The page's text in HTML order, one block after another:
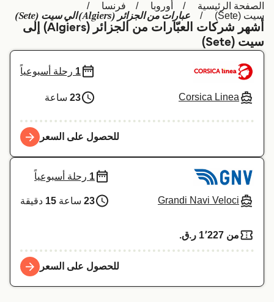
Belgique (FR)
Polska
Deutschland
Schweiz (DE)
Indonesia
Maroc (FR)
الصفحة الرئيسية أوروبا
فرنسا
سيت (Sete)
عبارات من الجزائر (Algiers) الي سيت (Sete)
أشهر شركات العبّارات من الجزائر (Algiers) إلى
سيت (Sete)
Corsica Linea
1 رحلة أسبوعياً
23 ساعة
للحصول على السعر
Grandi Navi Veloci
1 رحلة أسبوعياً
23 ساعة 15 دقيقة
من 1٬227 ر.ق.‏
للحصول على السعر